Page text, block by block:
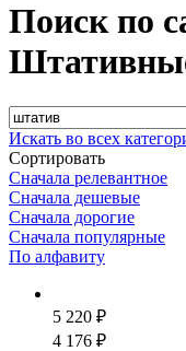
Поиск по
Искать во всех
Сортировать
Сначала релевантное
Сначала дешевые
Сначала дорогие
Сначала популярные
По алфавиту
5 220 ₽
4 176 ₽